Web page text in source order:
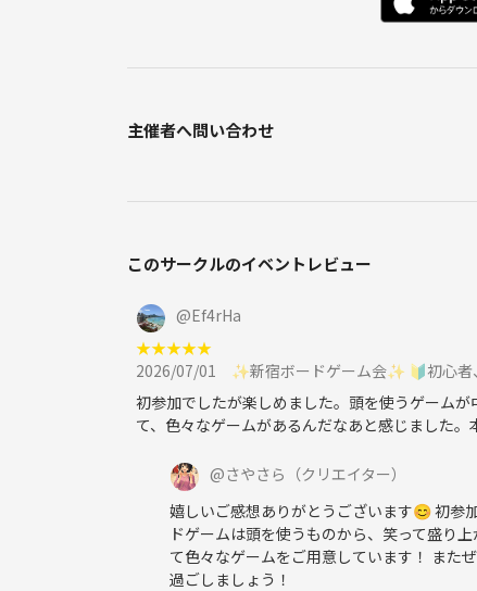
主催者へ問い合わせ
このサークルのイベントレビュー
@Ef4rHa
★★★★★
2026/07/01
✨新宿ボードゲーム会✨ 🔰初心
初参加でしたが楽しめました。頭を使うゲーム
て、色々なゲームがあるんだなあと感じました。
@さやさら （クリエイター）
嬉しいご感想ありがとうございます😊 初参
ドゲームは頭を使うものから、笑って盛り
て色々なゲームをご用意しています！ また
過ごしましょう！